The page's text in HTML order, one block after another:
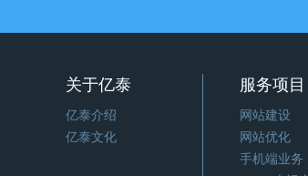
关于亿泰
亿泰介绍
亿泰文化
服务项目
网站建设
网站优化
手机端业务